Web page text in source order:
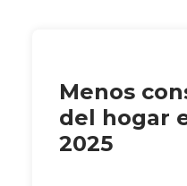
Menos
del hogar
2025